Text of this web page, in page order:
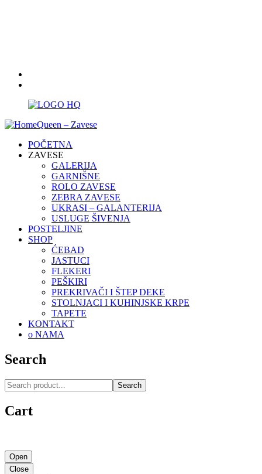
POČETNA
ZAVESE
GALERIJA
GARNIŠNE
ROLO ZAVESE
ZEBRA ZAVESE
UKRASI – GALANTERIJA
USLUGE ŠIVENJA
POSTELJINE
SHOP
ĆEBAD
JASTUCI
FLEKERI
PEŠKIRI
PREKRIVAČI I ŠTEP DEKE
STOLNJACI I KUHINJSKE KRPE
TAPETE
KONTAKT
o NAMA
Search
Search
Cart
Open
Close